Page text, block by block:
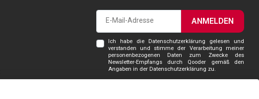
ANMELDEN
Ich habe die Datenschutzerklärung gelesen und
verstanden und stimme der Verarbeitung meiner
personenbezogenen Daten zum Zwecke des
Newsletter-Empfangs durch Qooder gemäß den
Angaben in der Datenschutzerklärung zu.